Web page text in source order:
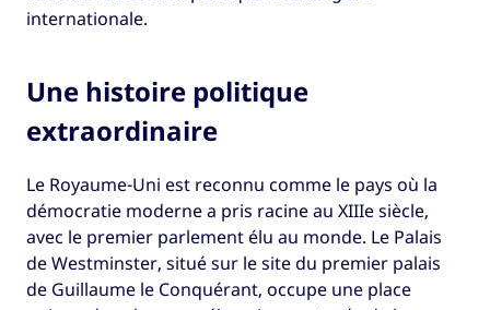
internationale.
Une histoire politique
extraordinaire
Le Royaume-Uni est reconnu comme le pays où la
démocratie moderne a pris racine au XIIIe siècle,
avec le premier parlement élu au monde. Le Palais
de Westminster, situé sur le site du premier palais
de Guillaume le Conquérant, occupe une place